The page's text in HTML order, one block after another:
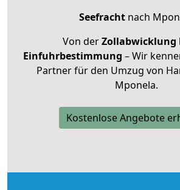
Seefracht nach
Von derZollabwicklung
Einfuhrbestimmung – Wir
Partner für den Umzug von
Mponela.
Kostenlose Angebote